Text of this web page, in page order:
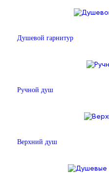
Душевой гарнитур
Ручной душ
Верхний душ